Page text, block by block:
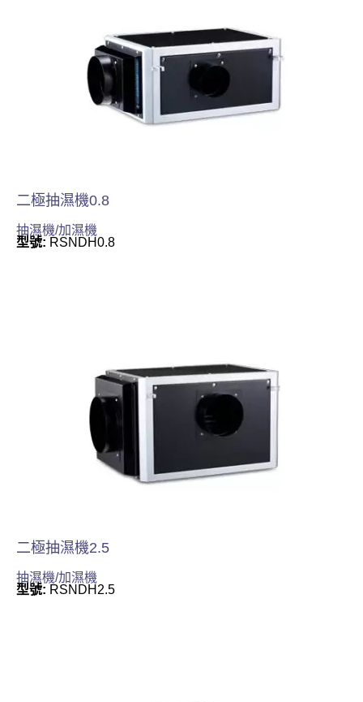
二極抽濕機0.8
抽濕機/加濕機
型號: RSNDH0.8
二極抽濕機2.5
抽濕機/加濕機
型號: RSNDH2.5